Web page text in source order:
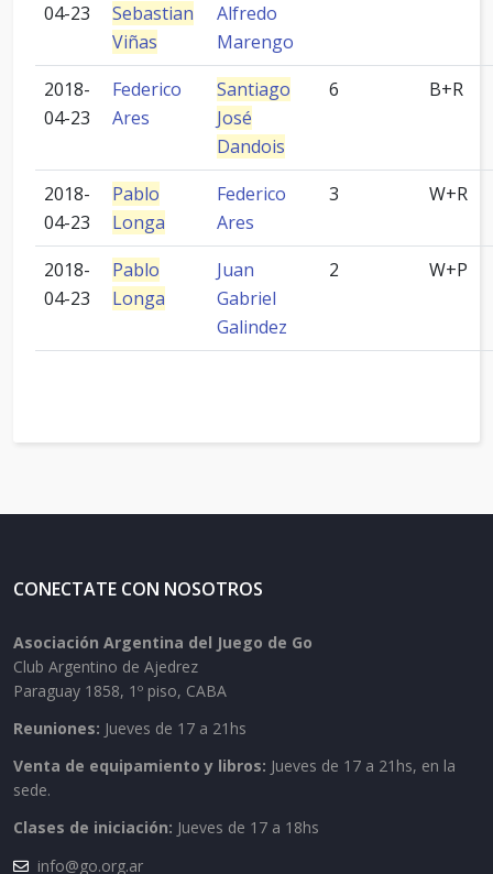
04-23
Sebastian
Viñas
Alfredo
Marengo
2018-
04-23
Federico
Ares
Santiago
José
Dandois
6 B+R
2018-
04-23
Pablo
Longa
Federico
Ares
3 W+R
2018-
04-23
Pablo
Longa
Juan
Gabriel
Galindez
2 W+P
CONECTATE CON NOSOTROS
Asociación Argentina del Juego de Go
Club Argentino de Ajedrez
Paraguay 1858, 1º piso, CABA
Reuniones: Jueves de 17 a 21hs
Venta de equipamiento y libros: Jueves de 17 a 21hs, en la
sede.
Clases de iniciación: Jueves de 17 a 18hs
info@go.org.ar